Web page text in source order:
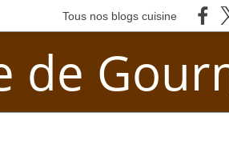
Tous nos blogs cuisine
de